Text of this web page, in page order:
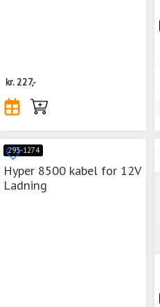
kr.227,-
293-1274
Hyper 8500 kabel for 12V
Ladning